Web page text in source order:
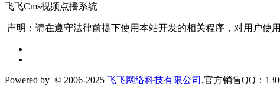
飞飞Cms视频点播系统
声明：请在遵守法律前提下使用本站开发的相关程序，对用户使
Powered by © 2006-2025 飞飞网络科技有限公司 ,官方销售QQ：